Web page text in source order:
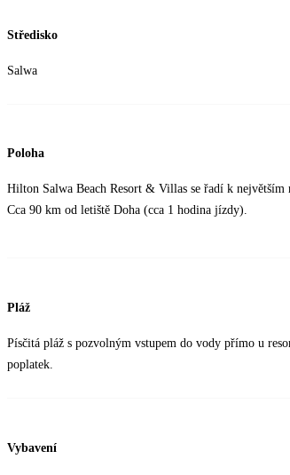
Středisko
Salwa
Poloha
Hilton Salwa Beach Resort & Villas se řadí k
Cca 90 km od letiště Doha (cca 1 hodina jízdy).
Pláž
Písčitá pláž s pozvolným vstupem do vody přímo u
poplatek.
Vybavení